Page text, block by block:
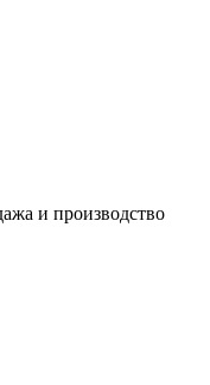
и производство